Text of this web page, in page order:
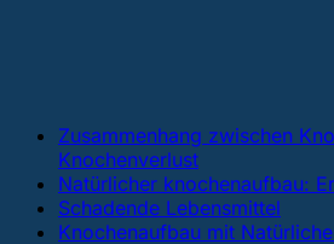
Zusammenhang zwischen
Knochenverlust
Natürlicher knochenaufbau:
Schadende Lebensmittel
Knochenaufbau mit